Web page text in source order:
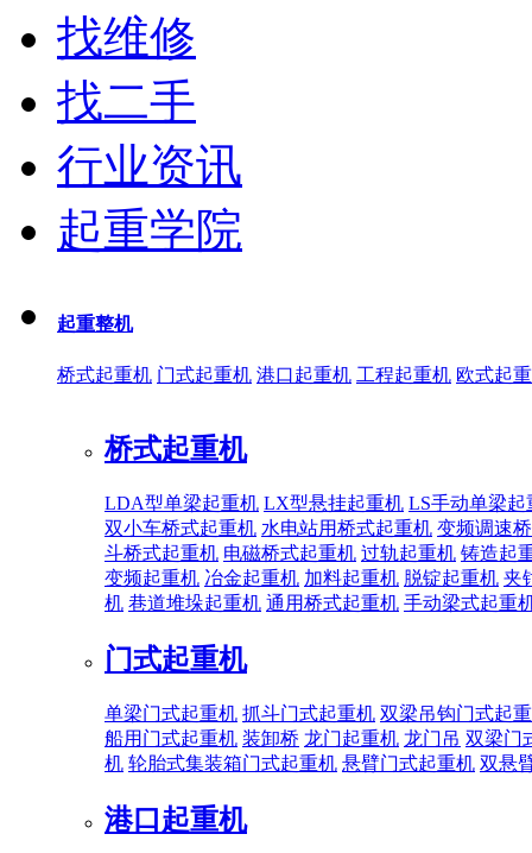
找维修
找二手
行业资讯
起重学院
起重整机
桥式起重机 门式起重机 港口起重机 工程起重机 欧式起
桥式起重机
LDA型单梁起重机 LX型悬挂起重机 LS手动单梁起
双小车桥式起重机 水电站用桥式起重机 变频调速
斗桥式起重机 电磁桥式起重机 过轨起重机 铸造起
变频起重机 冶金起重机 加料起重机 脱锭起重机 夹
机 巷道堆垛起重机 通用桥式起重机 手动梁式起重
门式起重机
单梁门式起重机 抓斗门式起重机 双梁吊钩门式起
船用门式起重机 装卸桥 龙门起重机 龙门吊 双梁门
机 轮胎式集装箱门式起重机 悬臂门式起重机 双悬
港口起重机